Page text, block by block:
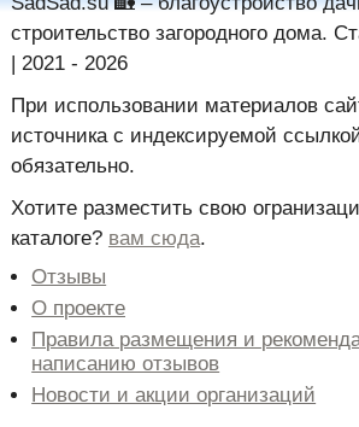
строительство загородного дома.
| 2021 - 2026
При использовании материалов
источника с индексируемой
обязательно.
Хотите разместить свою
каталоге? вам сюда.
Отзывы
Новости и акции организаций